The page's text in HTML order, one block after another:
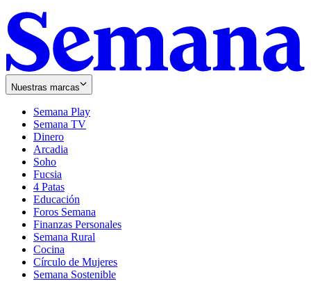
Nuestras marcas
Semana Play
Semana TV
Dinero
Arcadia
Soho
in
new
window
Fucsia
in
new
window
4 Patas
Educación
Foros Semana
Finanzas Personales
Semana Rural
Cocina
Círculo de Mujeres
Semana Sostenible